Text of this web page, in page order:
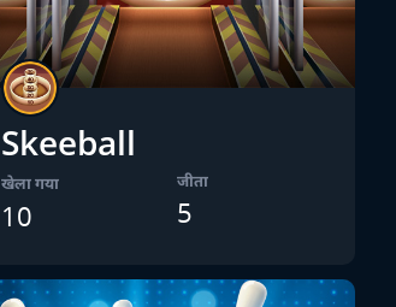
Skeeball
खेला गया
10
जीता
5